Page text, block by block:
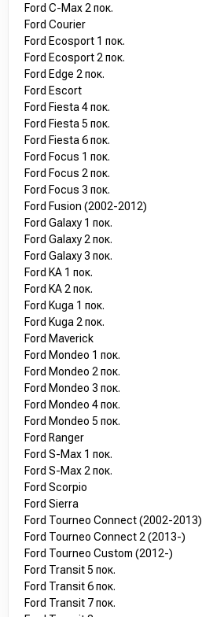
Ford C-Max 2 пок.
Ford Courier
Ford Ecosport 1 пок.
Ford Ecosport 2 пок.
Ford Edge 2 пок.
Ford Escort
Ford Fiesta 4 пок.
Ford Fiesta 5 пок.
Ford Fiesta 6 пок.
Ford Focus 1 пок.
Ford Focus 2 пок.
Ford Focus 3 пок.
Ford Fusion (2002-2012)
Ford Galaxy 1 пок.
Ford Galaxy 2 пок.
Ford Galaxy 3 пок.
Ford KA 1 пок.
Ford KA 2 пок.
Ford Kuga 1 пок.
Ford Kuga 2 пок.
Ford Maverick
Ford Mondeo 1 пок.
Ford Mondeo 2 пок.
Ford Mondeo 3 пок.
Ford Mondeo 4 пок.
Ford Mondeo 5 пок.
Ford Ranger
Ford S-Max 1 пок.
Ford S-Max 2 пок.
Ford Scorpio
Ford Sierra
Ford Tourneo Connect (2002-2013)
Ford Tourneo Connect 2 (2013-)
Ford Tourneo Custom (2012-)
Ford Transit 5 пок.
Ford Transit 6 пок.
Ford Transit 7 пок.